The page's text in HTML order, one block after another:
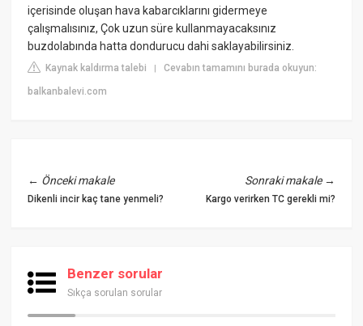
içerisinde oluşan hava kabarcıklarını gidermeye
çalışmalısınız, Çok uzun süre kullanmayacaksınız
buzdolabında hatta dondurucu dahi saklayabilirsiniz.
Kaynak kaldırma talebi |Cevabın tamamını burada okuyun:
balkanbalevi.com
← Önceki makale
Dikenli incir kaç tane yenmeli?
Sonraki makale→
Kargo verirken TC gerekli mi?
Benzer sorular
Sıkça sorulan sorular